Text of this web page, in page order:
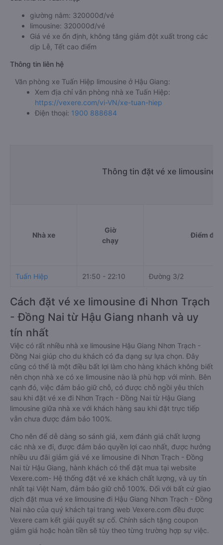
giường nằm: 320000đ/vé
limousine: 320000đ/vé
Giá vé xe ổn định, không tăng giảm đột xuất trong các
dịp Lễ, Tết cao điểm
Thông tin liên hệ
Văn phòng xe Tuấn Hiệp limousine ở Hậu Giang:
Xem địa chỉ văn phòng nhà xe Tuấn Hiệp:
https://vexere.com/vi-VN/xe-tuan-hiep
Điện thoại: 1900 888684
Thông tin đặt vé xe limousine
Nhà xe
Giờ
chạy
Điểm đi
Tuấn Hiệp 21:50 - 22:10 Đường 3/2
Cách đặt vé xe limousine đi Nhơn Trạch
- Đồng Nai từ Hậu Giang nhanh và uy
tín nhất
Việc có rất nhiều nhà xe limousine Hậu Giang Nhơn Trạch -
Đồng Nai giúp cho du khách có đa dạng sự lựa chọn. Đây
cũng có thể là một điều bất lợi làm cho hàng khách không biết
nên chọn nhà xe có xe limousine nào là phù hợp với mình. Bên
cạnh đó, việc đảm bảo giữ chỗ, có được chỗ ngồi yêu thích
sau khi đặt vé xe đi Nhơn Trạch - Đồng Nai từ Hậu Giang
limousine giữa nhà xe với khách hàng sau khi đặt trực tiếp
vẫn chưa được đảm bảo 100%.
Cho nên để dễ dàng so sánh giá, xem đánh giá chất lượng
các nhà xe đi, được đảm bảo quyền lợi cao nhất, được hưởng
nhiều ưu đãi giảm giá vé xe limousine đi Nhơn Trạch - Đồng
Nai từ Hậu Giang, hành khách có thể đặt mua tại website
Vexere.com- Hệ thống đặt vé xe khách chất lượng, và uy tín
nhất tại Việt Nam, đảm bảo giữ chỗ 100%. Đối với bất cứ giao
dịch đặt mua vé xe limousine đi Hậu Giang Nhơn Trạch - Đồng
Nai nào của quý khách tại trang web Vexere.com đều được
Vexere cam kết giải quyết sự cố. Chính sách tặng coupon
giảm giá hoặc hoàn tiền sẽ tùy theo từng trường hợp sự việc.